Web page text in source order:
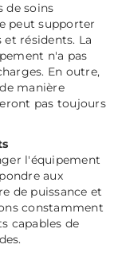
de soins
peut supporter
résidents. La
n'a pas
En outre,
manière
pas toujours
l'équipement
aux
de puissance et
constamment
capables de